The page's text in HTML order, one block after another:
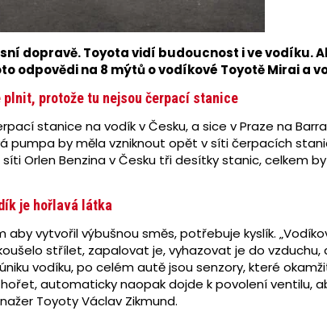
dopravě. Toyota vidí budoucnost i ve vodíku.
odpovědi na 8 mýtů o vodíkové Toyotě Mirai a
plnit, protože tu nejsou čerpací stanice
stanice na vodík v Česku, a sice v Praze na
by měla vzniknout opět v síti čerpacích
Orlen Benzina v Česku tři desítky stanic, celkem
je hořlavá látka
vytvořil výbušnou směs, potřebuje kyslík.
střílet, zapalovat je, vyhazovat je do
vodíku, po celém autě jsou senzory, které
automaticky naopak dojde k povolení ventilu,
Toyoty Václav Zikmund.